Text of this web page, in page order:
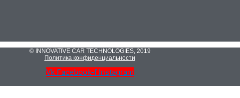
© INNOVATIVE CAR TECHNOLOGIES, 2019
Политика конфиденциальности
Vk Facebook-f Instagram